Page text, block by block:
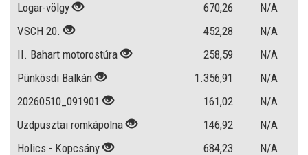
Logar-völgy
670,26
N/A
VSCH 20.
452,28
N/A
II. Bahart motorostúra
258,59
N/A
Pünkösdi Balkán
1.356,91
N/A
20260510_091901
161,02
N/A
Uzdpusztai romkápolna
146,92
N/A
Holics - Kopcsány
684,23
N/A